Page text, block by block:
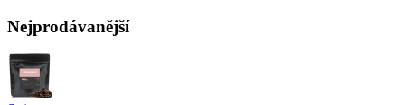
Nejprodávanější